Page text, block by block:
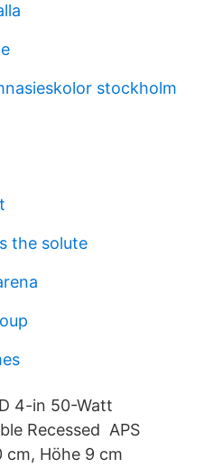
stockholm
the solute
4-in 50-Watt
Recessed APS
cm, Höhe 9 cm